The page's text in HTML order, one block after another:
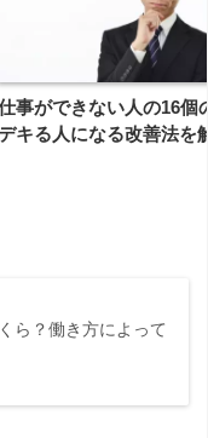
事ができない人の16個
キる人になる改善法を
ら？働き方によって